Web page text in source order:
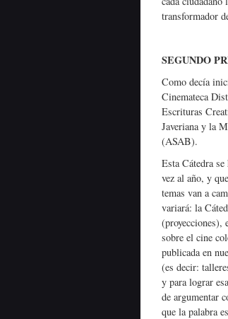
transformador
SEGUNDO
Como decía
Cinemateca
Escrituras
Javeriana y la
(ASAB).
Esta Cátedra
vez al año, y
temas van a
variará: la
(proyecciones),
sobre el cine
publicada en
(es decir:
y para lograr
de argumentar
que la palabra